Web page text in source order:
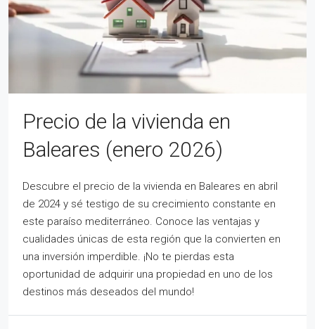
Precio de la vivienda en
Baleares (enero 2026)
Descubre el precio de la vivienda en Baleares en abril
de 2024 y sé testigo de su crecimiento constante en
este paraíso mediterráneo. Conoce las ventajas y
cualidades únicas de esta región que la convierten en
una inversión imperdible. ¡No te pierdas esta
oportunidad de adquirir una propiedad en uno de los
destinos más deseados del mundo!